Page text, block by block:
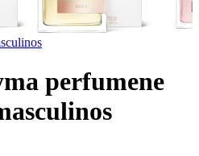
perfumene